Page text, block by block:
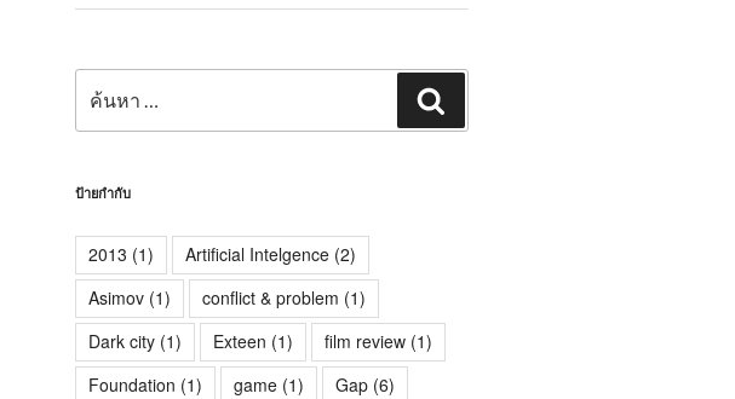
ป้ายกำกับ
2013 (1) Artificial Intelgence(2)
Asimov(1) conflict & problem (1)
Dark city(1) Exteen (1) film review(1)
Foundation (1) game(1) Gap(6)